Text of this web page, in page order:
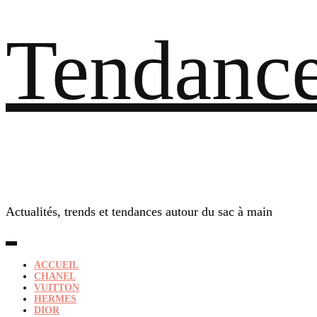
Actualités, trends et tendances autour du sac à main
ACCUEIL
CHANEL
VUITTON
HERMES
DIOR